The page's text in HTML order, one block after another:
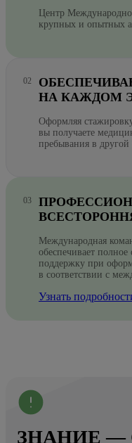
Центр
крупных и опытных
НА КАЖДОМ
Оформляя
вы получаете
пребывания в другой
Международная
обеспечивает
поддержку при
в соответствии с
Узнать
ЗНАНИЕ —